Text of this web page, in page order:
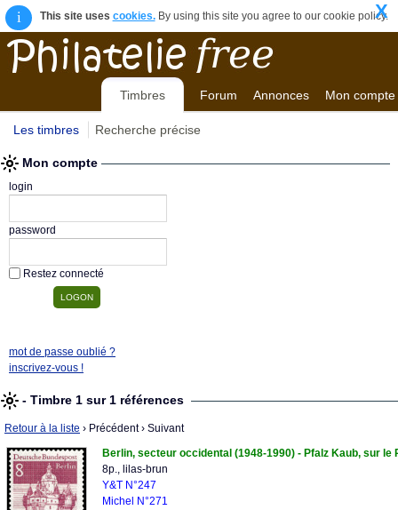
i This site uses cookies.By using this site you agree to our cookie policy.
X
Timbres Forum Annonces Mon compte
Les timbres Recherche précise
Mon compte
login
password
Restez connecté
mot de passe oublié ?
inscrivez-vous !
- Timbre 1 sur 1 références
Retour à la liste › Précédent› Suivant
Berlin, secteur occidental (1948-1990) - Pfalz Kaub, sur le
8p., lilas-brun
Y&T N°247
Michel N°271